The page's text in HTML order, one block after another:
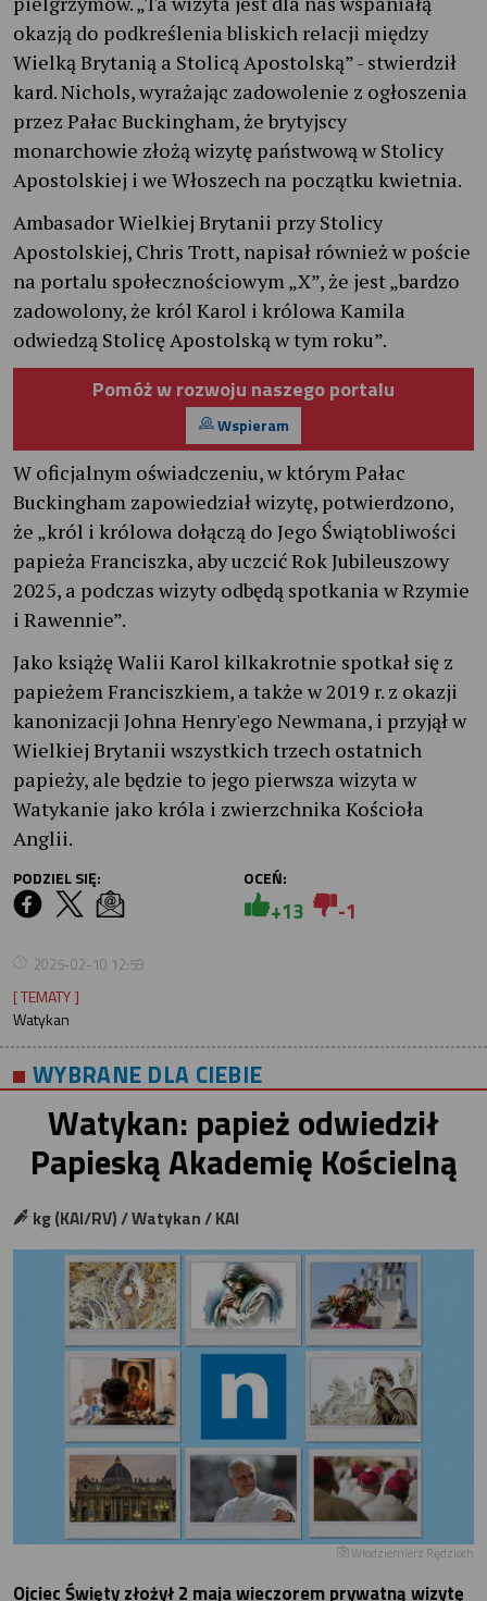
okazją do podkreślenia bliskich relacji między
Wielką Brytanią a Stolicą Apostolską” - stwierdził
kard. Nichols, wyrażając zadowolenie z ogłoszenia
przez Pałac Buckingham, że brytyjscy
monarchowie złożą wizytę państwową w Stolicy
Apostolskiej i we Włoszech na początku kwietnia.
Ambasador Wielkiej Brytanii przy Stolicy
Apostolskiej, Chris Trott, napisał również w poście
na portalu społecznościowym „X”, że jest „bardzo
zadowolony, że król Karol i królowa Kamila
odwiedzą Stolicę Apostolską w tym roku”.
Pomóż w rozwoju naszego portalu
Wspieram
W oficjalnym oświadczeniu, w którym Pałac
Buckingham zapowiedział wizytę, potwierdzono,
że „król i królowa dołączą do Jego Świątobliwości
papieża Franciszka, aby uczcić Rok Jubileuszowy
2025, a podczas wizyty odbędą spotkania w Rzymie
i Rawennie”.
Jako książę Walii Karol kilkakrotnie spotkał się z
papieżem Franciszkiem, a także w 2019 r. z okazji
kanonizacji Johna Henry'ego Newmana, i przyjął w
Wielkiej Brytanii wszystkich trzech ostatnich
papieży, ale będzie to jego pierwsza wizyta w
Watykanie jako króla i zwierzchnika Kościoła
Anglii.
PODZIEL SIĘ: OCEŃ:
+13 -1
2025-02-10 12:59
[ TEMATY ]
Watykan
WYBRANE DLA CIEBIE
Watykan: papież odwiedził
Papieską Akademię Kościelną
kg (KAI/RV) / Watykan / KAI
Włodziemierz Rędzioch
Ojciec Święty złożył 2 maja wieczorem prywatną wizytę